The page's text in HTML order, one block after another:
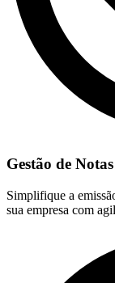
Gestão de
Simplifique a
sua empresa com